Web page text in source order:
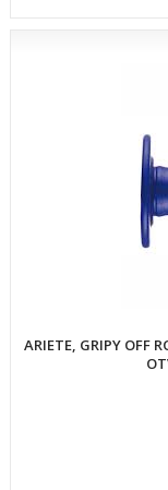
ARIETE, GRIPY OFF